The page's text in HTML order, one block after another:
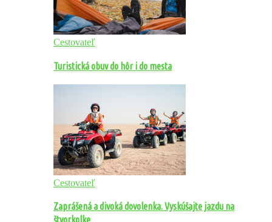
Cestovateľ
Turistická obuv do hôr i do mesta
Cestovateľ
Zaprášená a divoká dovolenka. Vyskúšajte jazdu na